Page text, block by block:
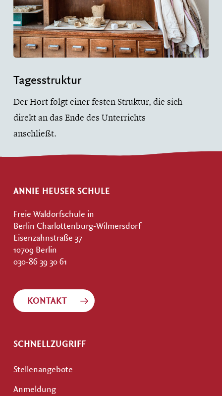
Tagesstruktur
Der Hort folgt einer festen Struktur, die sich
direkt an das Ende des Unterrichts
anschließt.
ANNIE HEUSER SCHULE
Freie Waldorfschule in
Berlin Charlottenburg-Wilmersdorf
Eisenzahnstraße 37
10709 Berlin
030-86 39 30 61
KONTAKT
SCHNELLZUGRIFF
Stellenangebote
Anmeldung